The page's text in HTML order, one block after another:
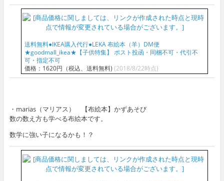
送料無料●IKEA購入代行●LEKA 布絵本（羊）DM便
★goodmall_ikea★【子供特集】 ポスト投函・同梱不可・代引不
可・指定不可
価格：1620円（税込、送料無料) (2018/8/22時点)
・marias（マリアス） 【布絵本】かずあそび
数の数え方も学べる布絵本です。
数学に強い子になるかも！？